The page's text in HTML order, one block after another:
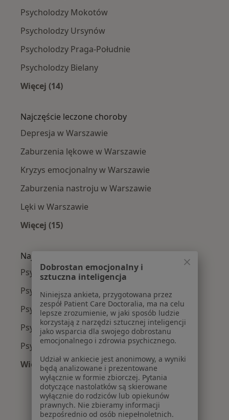
Psycholodzy Mokotów
Psycholodzy Ursynów
Psycholodzy Praga-Południe
Psycholodzy Bielany
Więcej (14)
Najczęście leczone choroby
Depresja w Warszawie
Zaburzenia lękowe w Warszawie
Kryzys emocjonalny w Warszawie
Zaburzenia nastroju w Warszawie
Lęki w Warszawie
Więcej (15)
Najpopularniejsze ubezpieczenia
Psycholodzy z Medicover w Warszawie
Psycholodzy z Allianz w Warszawie
Psycholodzy z INTER Polska w Warszawie
Psycholodzy z Signal Iduna w Warszawie
Psycholodzy z Compensa w Warszawie
Więcej (10)
Więcej w kategorii: Najpopularniejsze
Dobrostan emocjonalny i
sztuczna inteligencja
Niniejsza ankieta, przygotowana przez
zespół Patient Care Doctoralia, ma na celu
lepsze zrozumienie, w jaki sposób ludzie
korzystają z narzędzi sztucznej inteligencji
jako wsparcia dla swojego dobrostanu
emocjonalnego i zdrowia psychicznego.
Udział w ankiecie jest anonimowy, a wyniki
będą analizowane i prezentowane
wyłącznie w formie zbiorczej. Pytania
dotyczące nastolatków są skierowane
wyłącznie do rodziców lub opiekunów
prawnych. Nie zbieramy informacji
bezpośrednio od osób niepełnoletnich.